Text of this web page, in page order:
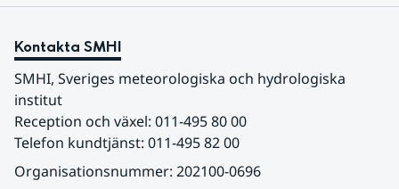
Kontakta SMHI
SMHI, Sveriges meteorologiska och hydrologiska
institut
Reception och växel: 011-495 80 00
Telefon kundtjänst: 011-495 82 00
Organisationsnummer: 202100-0696